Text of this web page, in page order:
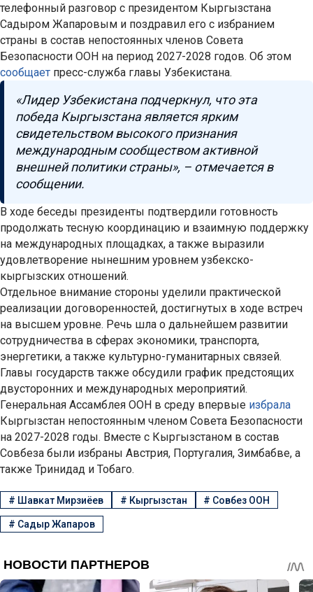
телефонный разговор с президентом Кыргызстана
Садыром Жапаровым и поздравил его с избранием
страны в состав непостоянных членов Совета
Безопасности ООН на период 2027-2028 годов. Об этом
сообщает пресс-служба главы Узбекистана.
«Лидер Узбекистана подчеркнул, что эта
победа Кыргызстана является ярким
свидетельством высокого признания
международным сообществом активной
внешней политики страны», – отмечается в
сообщении.
В ходе беседы президенты подтвердили готовность
продолжать тесную координацию и взаимную поддержку
на международных площадках, а также выразили
удовлетворение нынешним уровнем узбекско-
кыргызских отношений.
Отдельное внимание стороны уделили практической
реализации договоренностей, достигнутых в ходе встреч
на высшем уровне. Речь шла о дальнейшем развитии
сотрудничества в сферах экономики, транспорта,
энергетики, а также культурно-гуманитарных связей.
Главы государств также обсудили график предстоящих
двусторонних и международных мероприятий.
Генеральная Ассамблея ООН в среду впервые избрала
Кыргызстан непостоянным членом Совета Безопасности
на 2027-2028 годы. Вместе с Кыргызстаном в состав
Совбеза были избраны Австрия, Португалия, Зимбабве, а
также Тринидад и Тобаго.
# Шавкат Мирзиёев # Кыргызстан # Совбез ООН
# Садыр Жапаров